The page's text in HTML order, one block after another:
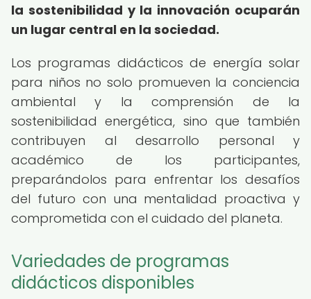
la sostenibilidad y la innovación ocuparán
un lugar central en la sociedad.
Los programas didácticos de energía solar
para niños no solo promueven la conciencia
ambiental y la comprensión de la
sostenibilidad energética, sino que también
contribuyen al desarrollo personal y
académico de los participantes,
preparándolos para enfrentar los desafíos
del futuro con una mentalidad proactiva y
comprometida con el cuidado del planeta.
Variedades de programas
didácticos disponibles